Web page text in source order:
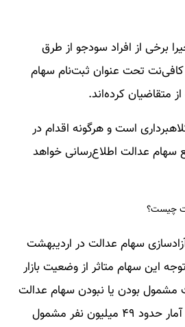
برخی از افراد سودجو از طرق
کافی‌نت تحت عنوان ثبت‌نام سهام
متقاضیان کرده‌اند.
است و هرگونه اقدام در
عدالت اطلاع‌رسانی خواهد
چیست؟
سهام عدالت در اردیبهشت
توجه این سهام متاثر از وضعیت بازار
مشمول بودن یا نبودن سهام عدالت
داغ شد. درحالی که طبق آمار حدود ۴۹ میلیون نفر مشمول